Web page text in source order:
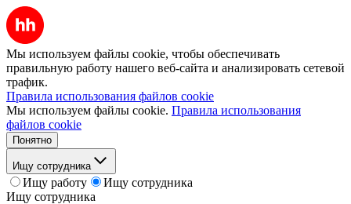
Мы используем файлы cookie, чтобы обеспечивать
правильную работу нашего веб-сайта и анализировать сетевой
трафик.
Правила использования файлов cookie
Мы используем файлы cookie. Правила использования
файлов cookie
Понятно
Ищу сотрудника
Ищу работу
Ищу сотрудника
Ищу сотрудника